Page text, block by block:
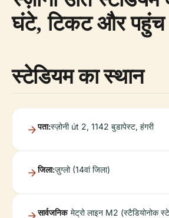
घंटे, टिकट और पहुंच
स्टेडियम का स्थान
पता:स्ज़ोनी út 2, 1142 बुडापेस्ट, हंगरी
जिला:ज़ुग्लो (14वां जिला)
सार्वजनिक मेट्रो लाइन M2 (स्टैडियोनोक